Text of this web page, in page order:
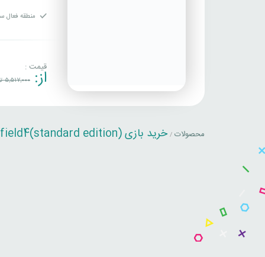
منطقه فعال
قیمت :
از: 5,517,000
محصولات / خرید بازی (battlefield4(standard edition